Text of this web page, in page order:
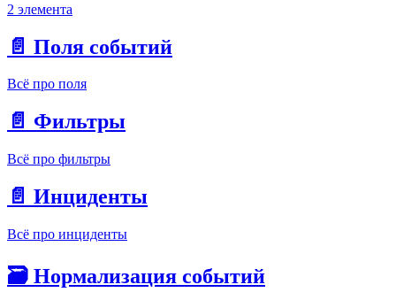
2 элемента
📄️ Поля событий
Всё про поля
📄️ Фильтры
Всё про фильтры
📄️ Инциденты
Всё про инциденты
🗃️ Нормализация событий